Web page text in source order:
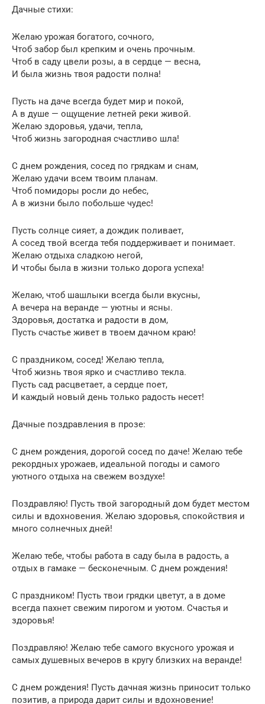
Дачные стихи:
Желаю урожая богатого, сочного,
Чтоб забор был крепким и очень прочным.
Чтоб в саду цвели розы, а в сердце — весна,
И была жизнь твоя радости полна!
Пусть на даче всегда будет мир и покой,
А в душе — ощущение летней реки живой.
Желаю здоровья, удачи, тепла,
Чтоб жизнь загородная счастливо шла!
С днем рождения, сосед по грядкам и снам,
Желаю удачи всем твоим планам.
Чтоб помидоры росли до небес,
А в жизни было побольше чудес!
Пусть солнце сияет, а дождик поливает,
А сосед твой всегда тебя поддерживает и понимает.
Желаю отдыха сладкою негой,
И чтобы была в жизни только дорога успеха!
Желаю, чтоб шашлыки всегда были вкусны,
А вечера на веранде — уютны и ясны.
Здоровья, достатка и радости в дом,
Пусть счастье живет в твоем дачном краю!
С праздником, сосед! Желаю тепла,
Чтоб жизнь твоя ярко и счастливо текла.
Пусть сад расцветает, а сердце поет,
И каждый новый день только радость несет!
Дачные поздравления в прозе:
С днем рождения, дорогой сосед по даче! Желаю тебе
рекордных урожаев, идеальной погоды и самого
уютного отдыха на свежем воздухе!
Поздравляю! Пусть твой загородный дом будет местом
силы и вдохновения. Желаю здоровья, спокойствия и
много солнечных дней!
Желаю тебе, чтобы работа в саду была в радость, а
отдых в гамаке — бесконечным. С днем рождения!
С праздником! Пусть твои грядки цветут, а в доме
всегда пахнет свежим пирогом и уютом. Счастья и
здоровья!
Поздравляю! Желаю тебе самого вкусного урожая и
самых душевных вечеров в кругу близких на веранде!
С днем рождения! Пусть дачная жизнь приносит только
позитив, а природа дарит силы и вдохновение!